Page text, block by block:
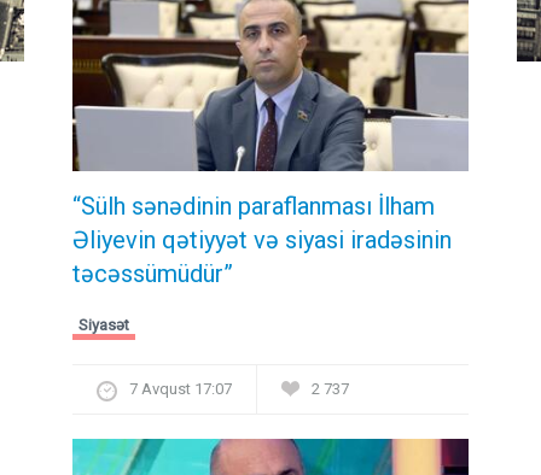
“Sülh sənədinin paraflanması İlham
Əliyevin qətiyyət və siyasi iradəsinin
təcəssümüdür”
Siyasət
7 Avqust 17:07 2 737